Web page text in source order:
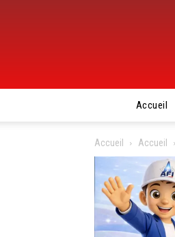
Accueil
Accueil Accueil